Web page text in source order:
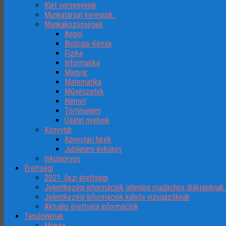
Kiírt versenyeink
Munkatársat keresünk..
Munkaközösségek
Angol
Biológia-Kémia
Fizika
Informatika
Magyar
Matematika
Művészetek
Német
Történelem
Újlatin nyelvek
Könyvtár
Könyvtári hírek
Jubileumi évkönyv
Iskolaorvos
Érettségi
2021. őszi érettségi
Jelentkezési információk jelenleg madáchos
Jelentkezési információk külsős vizsgázóknak
Aktuális érettségi információk
Tanulóinknak